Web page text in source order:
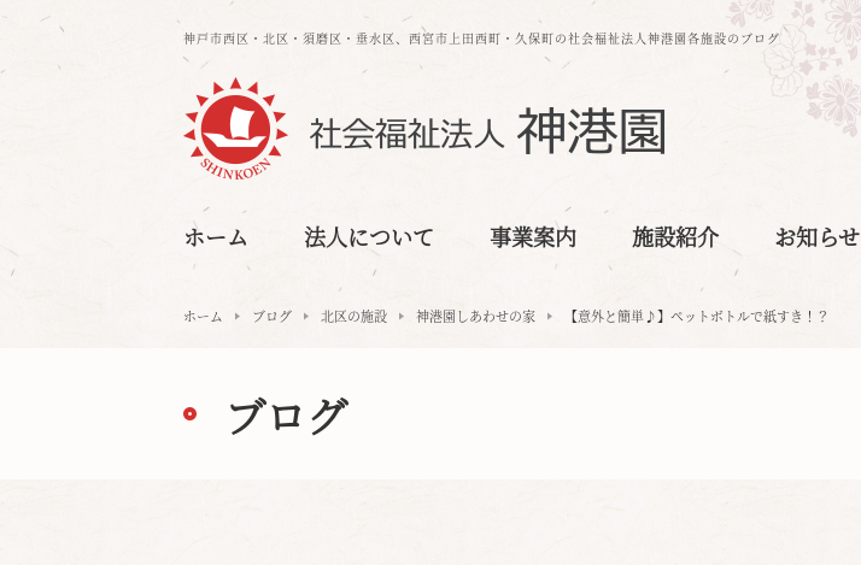
神戸市西区・北区・須磨区・垂水区、⻄宮市上⽥⻄町・久保町の社会福祉法人神港園各施設のブログ
ホーム 法人について 事業案内 施設紹介 お知らせ
ホーム ブログ 北区の施設 神港園しあわせの家 【意外と簡単♪】ペットボトルで紙すき！？
ブログ